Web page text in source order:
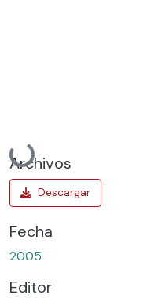
Cargando...
Archivos
Fecha
2005
Editor